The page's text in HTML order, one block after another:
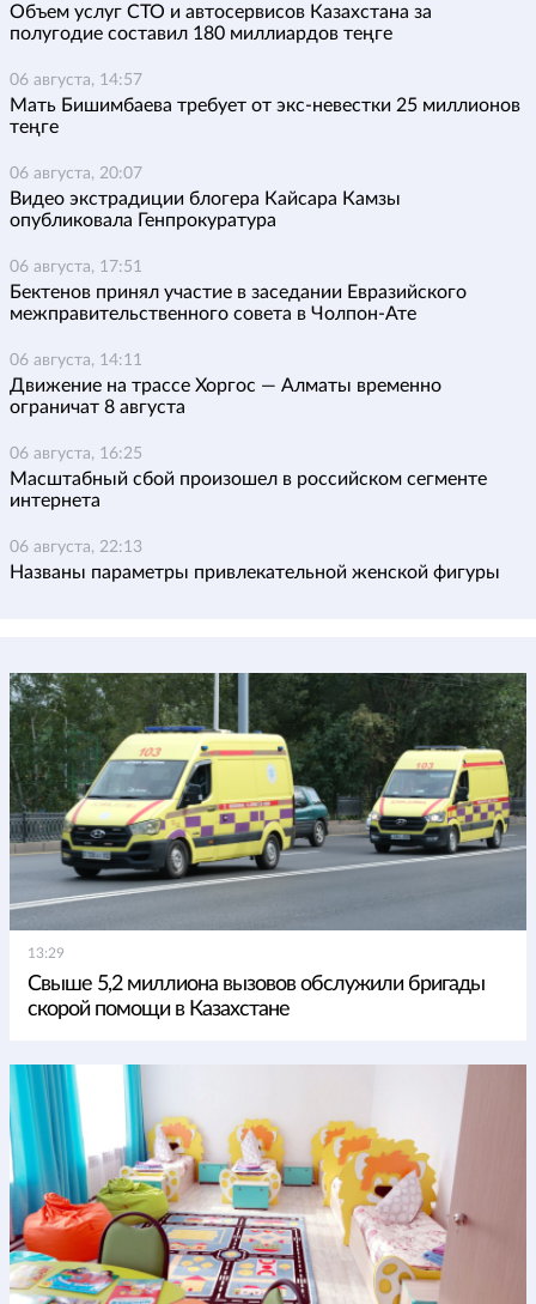
Объем услуг СТО и автосервисов Казахстана за
полугодие составил 180 миллиардов теңге
06 августа, 14:57
Мать Бишимбаева требует от экс-невестки 25 миллионов
теңге
06 августа, 20:07
Видео экстрадиции блогера Кайсара Камзы
опубликовала Генпрокуратура
06 августа, 17:51
Бектенов принял участие в заседании Евразийского
межправительственного совета в Чолпон-Ате
06 августа, 14:11
Движение на трассе Хоргос — Алматы временно
ограничат 8 августа
06 августа, 16:25
Масштабный сбой произошел в российском сегменте
интернета
06 августа, 22:13
Названы параметры привлекательной женской фигуры
13:29
Свыше 5,2 миллиона вызовов обслужили бригады
скорой помощи в Казахстане